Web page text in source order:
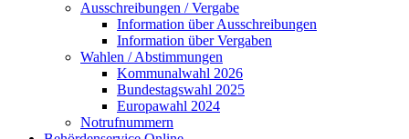
Ausschreibungen / Vergabe
Information über Ausschreibungen
Information über Vergaben
Wahlen / Abstimmungen
Kommunalwahl 2026
Bundestagswahl 2025
Europawahl 2024
Notrufnummern